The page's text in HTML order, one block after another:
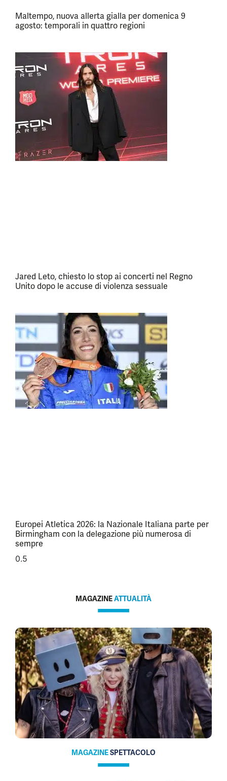
Maltempo, nuova allerta gialla per domenica 9
agosto: temporali in quattro regioni
Jared Leto, chiesto lo stop ai concerti nel Regno
Unito dopo le accuse di violenza sessuale
Europei Atletica 2026: la Nazionale Italiana parte per
Birmingham con la delegazione più numerosa di
sempre
MAGAZINEATTUALITÀ
MAGAZINESPETTACOLO